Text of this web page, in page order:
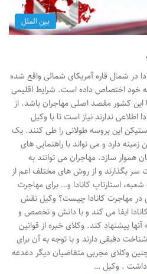
بین الملل
در شمال قاره آمریکای شمالی واقع شده
به خود اختصاص داده است. شرایط اقلیمی
کشور مقصد اصلی مهاجران باشد. از
اطلاعی ندارند نیاز است تا با وکیل
این پروسه طولانی را طی کنند. یک
دارد و می تواند با راهنمایی های
هموار سازد. مهاجران می توانند به
بگذارند و از روش های مختلف اعم از
استارتاپ کانادا و… برای مهاجرت
در مهاجرت کانادا چیست؟ وکیل نقش
ایفا می کند و با دانش و تخصص و
آنها پیشنهاد کند. وکلای خبره از قوانین
دقیقی دارند و با توجه به آن برای
وکلای مجربی متقاضیان دیگر دغدغه
داشت . وکیل …